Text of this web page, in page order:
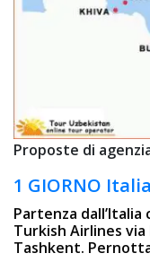
Proposte di
1 GIORNO
Partenza
Turkish Airlines
Tashkent.